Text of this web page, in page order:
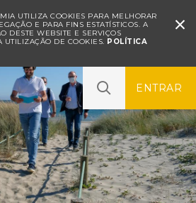
UTILIZA COOKIES PARA MELHORAR
E PARA FINS ESTATÍSTICOS. A
DESTE WEBSITE E SERVIÇOS
UTILIZAÇÃO DE COOKIES. POLÍTICA

ENTRAR